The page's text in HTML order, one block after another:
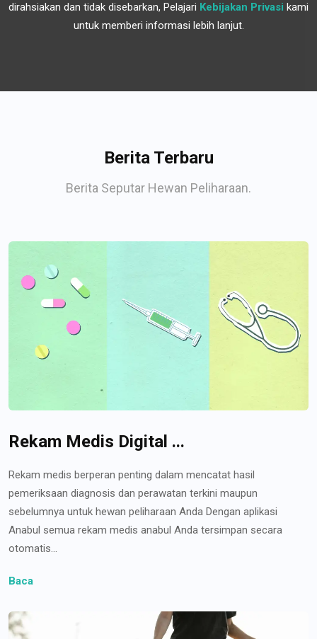
dirahsiakan dan tidak disebarkan, Pelajari Kebijakan Privasi kami
untuk memberi informasi lebih lanjut.
Berita Terbaru
Berita Seputar Hewan Peliharaan.
Rekam Medis Digital ...
Rekam medis berperan penting dalam mencatat hasil
pemeriksaan diagnosis dan perawatan terkini maupun
sebelumnya untuk hewan peliharaan Anda Dengan aplikasi
Anabul semua rekam medis anabul Anda tersimpan secara
otomatis...
Baca